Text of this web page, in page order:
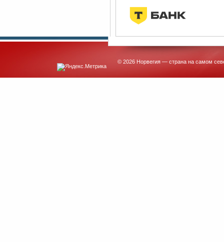
© 2026 Норвегия — страна на самом